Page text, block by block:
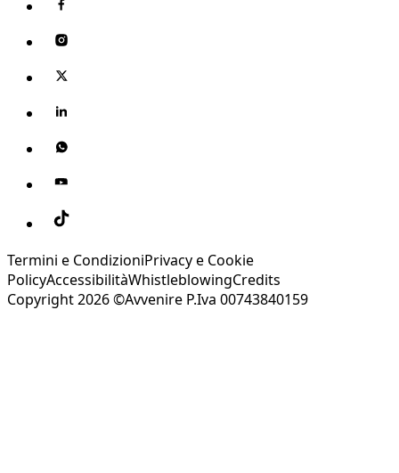
Termini e CondizioniPrivacy e Cookie
PolicyAccessibilitàWhistleblowingCredits
Copyright 2026 ©Avvenire P.Iva 00743840159